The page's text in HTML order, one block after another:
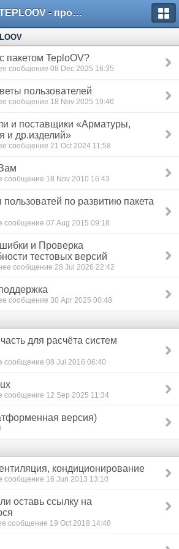
TEPLOOV - программный комплекс для расчёта систем отопления и вентиляции
пакетом TeploOV?
сообщение 08 Dec 2025 16:35
пользователей
сообщение 18 Nov 2025 19:46
и поставщики «Арматуры,
и др.изделий»
сообщение 21 Oct 2024 11:58
сообщение 18 Nov 2010 16:43
по развитию пакета
сообщение 07 Aug 2015 09:18
и Проверка
тестовых версий
сообщение 28 Jul 2026 22:42
сообщение 30 Apr 2025 00:48
для расчёта систем
сообщение 08 Jul 2016 06:40
сообщение 12 Sep 2025 11:34
версия)
кондиционирование
сообщение 16 Jun 2013 13:10
оставь ссылку на
сообщение 19 Oct 2018 14:48